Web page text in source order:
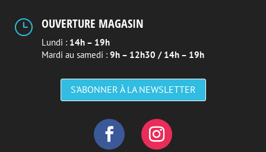
} OUVERTURE MAGASIN
Lundi : 14h – 19h
Mardi au samedi : 9h – 12h30 / 14h – 19h
S'ABONNER À LA NEWSLETTER